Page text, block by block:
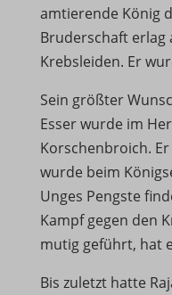
amtierende König
Bruderschaft erlag
Krebsleiden. Er
Sein größter
Esser wurde im
Korschenbroich.
wurde beim
Unges Pengste
Kampf gegen den
mutig geführt, hat
Bis zuletzt hatte